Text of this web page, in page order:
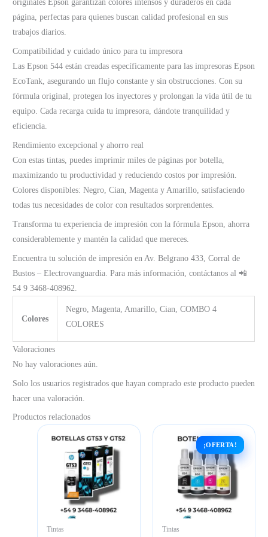
originales Epson garantizan colores intensos y duraderos en cada
página, perfectas para quienes buscan calidad profesional en sus
trabajos diarios.
Compatibilidad y cuidado único para tu impresora
Las Epson 544 están creadas específicamente para las impresoras Epson
EcoTank, asegurando un flujo constante y sin obstrucciones. Con su
fórmula original, protegen los inyectores y prolongan la vida útil de tu
equipo. Cada recarga cuida tu impresora, dándote tranquilidad y
eficiencia.
Rendimiento excepcional y ahorro real
Con estas tintas, puedes imprimir miles de páginas por botella,
maximizando tu productividad y reduciendo costos por impresión.
Colores disponibles: Negro, Cian, Magenta y Amarillo, satisfaciendo
todas tus necesidades de color con resultados sorprendentes.
Transforma tu experiencia de impresión con la fórmula Epson, ahorra
considerablemente y mantén la calidad que mereces.
Encuentra tu solución de impresión en Av. Belgrano 433, Corral de
Bustos – Electrovanguardia. Para más información, contáctanos al 📲
54 9 3468-408962.
Colores
Negro, Magenta, Amarillo, Cian, COMBO 4
COLORES
Valoraciones
No hay valoraciones aún.
Solo los usuarios registrados que hayan comprado este producto pueden
hacer una valoración.
Productos relacionados
Tintas
¡OFERTA!
¡OFERTA!
Tintas